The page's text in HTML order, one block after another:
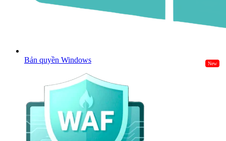
Bản quyền Windows New